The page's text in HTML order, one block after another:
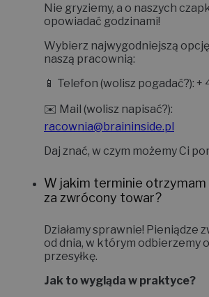
Nie gryziemy, a o naszych
opowiadać godzinami!
Wybierz najwygodniejszą
naszą pracownią:
📱 Telefon (wolisz pogadać?): +
✉️ Mail (wolisz napisać?):
racownia@braininside.pl
Daj znać, w czym możemy Ci
W jakim terminie
za zwrócony towar?
Działamy sprawnie! Pieniądze
od dnia, w którym odbierzemy
przesyłkę.
Jak to wygląda w praktyce?